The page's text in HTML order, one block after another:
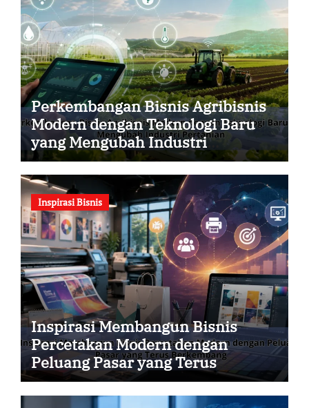
Perkembangan Bisnis Agribisnis
Modern dengan Teknologi Baru
yang Mengubah Industri
Pertanian
Inspirasi Bisnis
Inspirasi Membangun Bisnis
Percetakan Modern dengan
Peluang Pasar yang Terus
Berkembang